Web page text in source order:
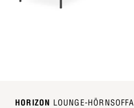
HORIZON LOUNGE-HÖRNSOFFA